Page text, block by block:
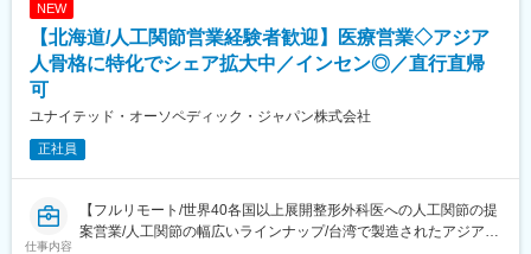
・実績を積み重ねながらご自身のスキルを高めていただき、適性
を見ながら、将来は管理職や専門職へとステップアップすること
・英語力を活かしたい方には、マーケティングや薬事ポジション
└所属課：4名
４名（正社員２嘱託１パート１）※男１名 女３名
ワークライフバランスを整えながらフレキシブルに就業しやすい
環境です。
入社時：解剖などをはじめ、ご経歴をもとに幅広く取り組んで頂
きます。
NEW
【北海道/人工関節営業経験者歓迎】医療営業◇アジア
人骨格に特化でシェア拡大中／インセン◎／直行直帰
可
ユナイテッド・オーソペディック・ジャパン株式会社
正社員
仕事内容
【フルリモート/世界40各国以上展開整形外科医への人工関節の提
案営業/人工関節の幅広いラインナップ/台湾で製造されたアジア人